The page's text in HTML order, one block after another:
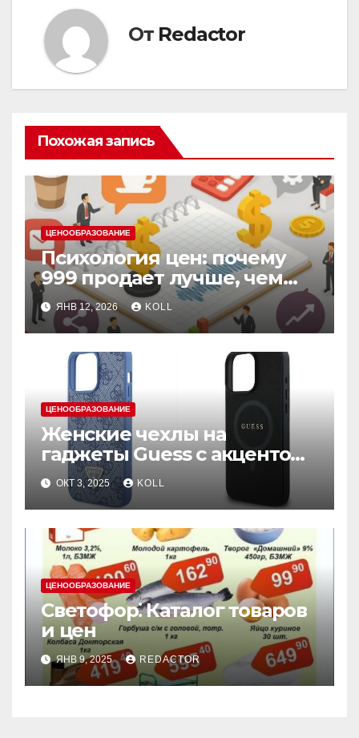
От Redactor
Похожая запись
ЦЕНООБРАЗОВАНИЕ
Психология цен: почему
999 продает лучше, чем
1000, даже в кризис
ЯНВ 12, 2026 KOLL
ЦЕНООБРАЗОВАНИЕ
Женские чехлы на
гаджеты Guess с акцентом
на комфорт и защиту
ОКТ 3, 2025 KOLL
ЦЕНООБРАЗОВАНИЕ
Светофор⁚ Каталог товаров
и цен
ЯНВ 9, 2025 REDACTOR